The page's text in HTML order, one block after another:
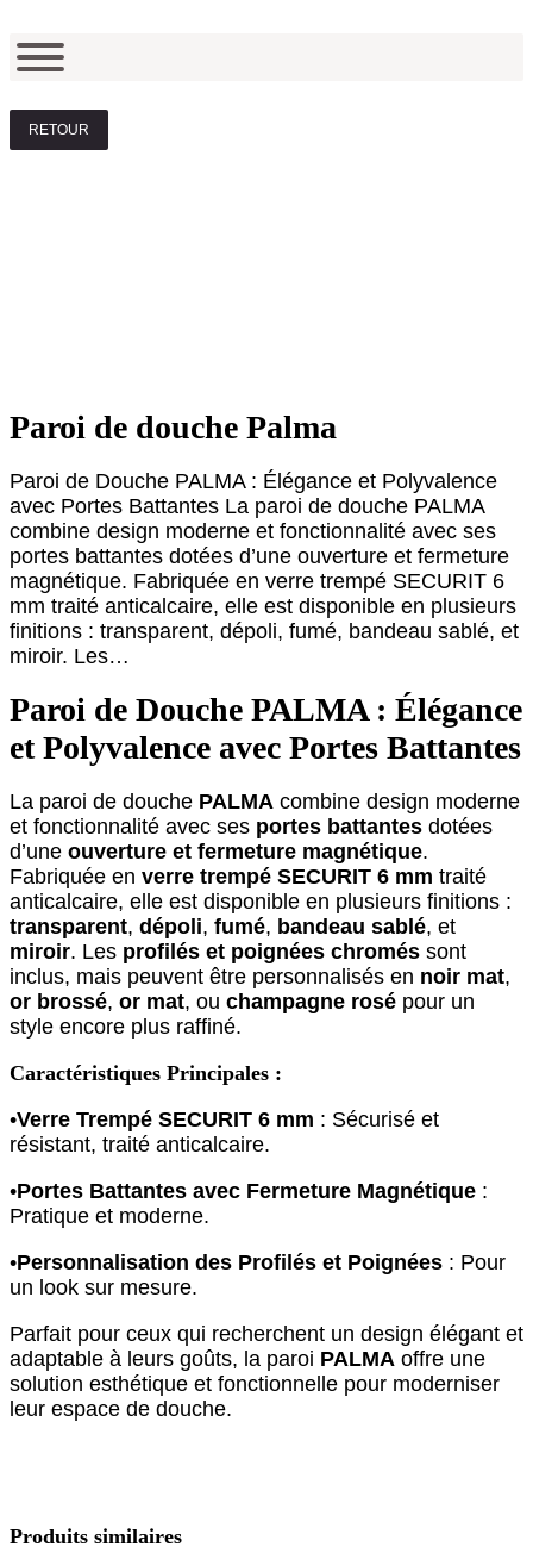
RETOUR
Paroi de douche Palma
Paroi de Douche PALMA : Élégance et Polyvalence
avec Portes Battantes La paroi de douche PALMA
combine design moderne et fonctionnalité avec ses
portes battantes dotées d’une ouverture et fermeture
magnétique. Fabriquée en verre trempé SECURIT 6
mm traité anticalcaire, elle est disponible en plusieurs
finitions : transparent, dépoli, fumé, bandeau sablé, et
miroir. Les…
Paroi de Douche PALMA : Élégance
et Polyvalence avec Portes Battantes
La paroi de douche PALMA combine design moderne
et fonctionnalité avec ses portes battantes dotées
d’une ouverture et fermeture magnétique.
Fabriquée en verre trempé SECURIT 6 mm traité
anticalcaire, elle est disponible en plusieurs finitions :
transparent, dépoli, fumé, bandeau sablé, et
miroir. Les profilés et poignées chromés sont
inclus, mais peuvent être personnalisés en noir mat,
or brossé, or mat, ou champagne rosé pour un
style encore plus raffiné.
Caractéristiques Principales :
•Verre Trempé SECURIT 6 mm : Sécurisé et
résistant, traité anticalcaire.
•Portes Battantes avec Fermeture Magnétique :
Pratique et moderne.
•Personnalisation des Profilés et Poignées : Pour
un look sur mesure.
Parfait pour ceux qui recherchent un design élégant et
adaptable à leurs goûts, la paroi PALMA offre une
solution esthétique et fonctionnelle pour moderniser
leur espace de douche.
Produits similaires